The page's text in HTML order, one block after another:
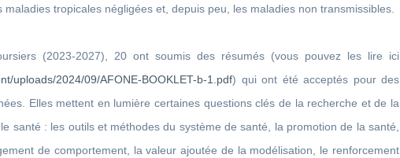
tropicales négligées et, depuis peu, les maladies non transmissibles.
(2023-2027), 20 ont soumis des résumés (vous pouvez les lire ici
uploads/2024/09/AFONE-BOOKLET-b-1.pdf) qui ont été acceptés pour des
Elles mettent en lumière certaines questions clés de la recherche et de la
santé : les outils et méthodes du système de santé, la promotion de la santé,
de comportement, la valeur ajoutée de la modélisation, le renforcement